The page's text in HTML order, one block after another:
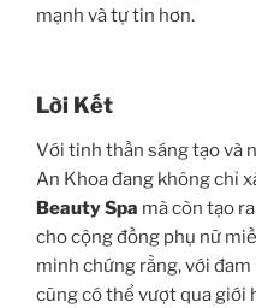
mạnh và tự tin hơn.
Lời Kết
Với tinh thần sáng tạo và
An Khoa đang không chỉ
Beauty Spa mà còn tạo
cho cộng đồng phụ nữ
minh chứng rằng, với
cũng có thể vượt qua giới